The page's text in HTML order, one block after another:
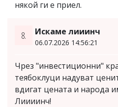
някой ги е приел.
8. Искаме лииинч
06.07.2026 14:56:21
Чрез "инвестиционни"
теябоклуци надуват
вдигат цената и народа
Лиииинч!